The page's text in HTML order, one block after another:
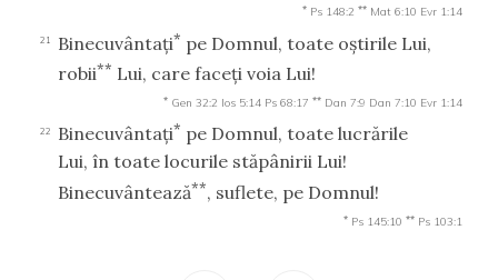
* Ps 148:2 ** Mat 6:10 Evr 1:14
21 Binecuvântaţi* pe Domnul, toate oştirile Lui,
robii** Lui, care faceţi voia Lui!
* Gen 32:2 Ios 5:14 Ps 68:17 ** Dan 7:9 Dan 7:10 Evr 1:14
22 Binecuvântaţi* pe Domnul, toate lucrările
Lui, în toate locurile stăpânirii Lui!
Binecuvântează**, suflete, pe Domnul!
* Ps 145:10 ** Ps 103:1